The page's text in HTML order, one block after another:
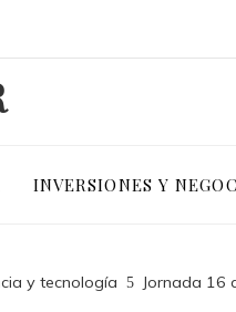
INVERSIONES Y
y tecnología Jornada 16